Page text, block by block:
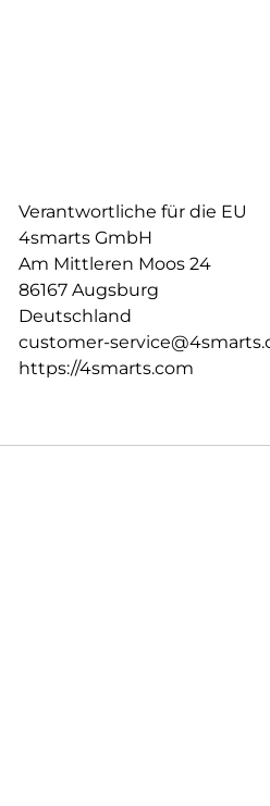
Verantwortliche für die EU
4smarts GmbH
Am Mittleren Moos 24
86167 Augsburg
Deutschland
customer-
https://4smarts.com